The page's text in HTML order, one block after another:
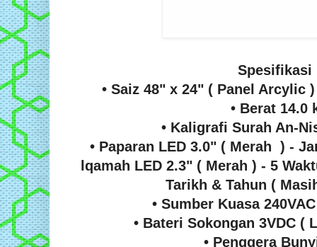
Spesifikasi
• Saiz 48" x 24" ( Panel Arcylic
• Berat 14.0
• Kaligrafi Surah An-
• Paparan LED 3.0" ( Merah ) -
lqamah LED 2.3" ( Merah ) - 5
Tarikh & Tahun (
• Sumber Kuasa
• Bateri Sokongan 3VDC (
• Penggera